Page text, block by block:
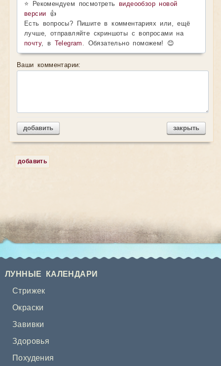
⭐ Рекомендуем посмотретьвидеообзор новой
версии 👍
Есть вопросы? Пишите в комментариях или, ещё
лучше, отправляйте скриншоты с вопросами на
почту, в Telegram . Обязательно поможем! 😊
Ваши комментарии:
добавить закрыть
добавить
ЛУННЫЕ КАЛЕНДАРИ
Стрижек
Окраски
Завивки
Здоровья
Похудения